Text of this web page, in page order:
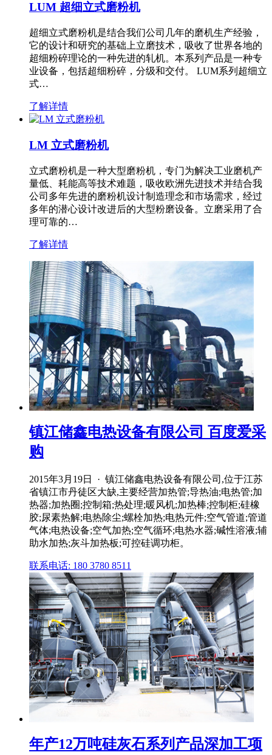
LUM 超细立式磨粉机
超细立式磨粉机是结合我们公司几年的磨机生产经验，
它的设计和研究的基础上立磨技术，吸收了世界各地的
超细粉碎理论的一种先进的轧机。本系列产品是一种专
业设备，包括超细粉碎，分级和交付。 LUM系列超细立
式…
了解详情
LM 立式磨粉机
立式磨粉机是一种大型磨粉机，专门为解决工业磨机产
量低、耗能高等技术难题，吸收欧洲先进技术并结合我
公司多年先进的磨粉机设计制造理念和市场需求，经过
多年的潜心设计改进后的大型粉磨设备。立磨采用了合
理可靠的…
了解详情
镇江储鑫电热设备有限公司 百度爱采
购
2015年3月19日 · 镇江储鑫电热设备有限公司,位于江苏
省镇江市丹徒区大缺,主要经营加热管;导热油;电热管;加
热器;加热圈;控制箱;热处理;暖风机;加热棒;控制柜;硅橡
胶;尿素热解;电热除尘;螺栓加热;电热元件;空气管道;管道
气体;电热设备;空气加热;空气循环;电热水器;碱性溶液;辅
助水加热;灰斗加热板;可控硅调功柜。
联系电话: 180 3780 8511
年产12万吨硅灰石系列产品深加工项